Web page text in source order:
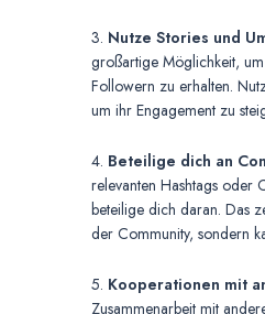
3. Nutze Stories und
großartige Möglichkeit,
Followern zu erhalten.
um ihr Engagement zu
4. Beteilige dich an
relevanten Hashtags oder
beteilige dich daran. Das
der Community, sondern
5. Kooperationen mit
Zusammenarbeit mit